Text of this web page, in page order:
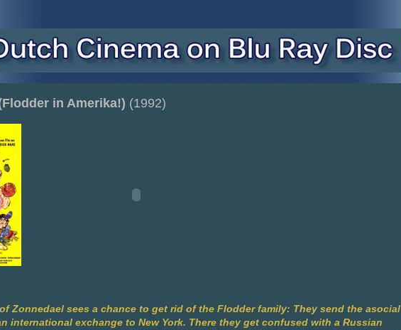
in Amerika!) (1992)
Zonnedael sees a chance to get rid of the Flodder family: They send the asocial
international exchange to New York. There they get confused with a Russian